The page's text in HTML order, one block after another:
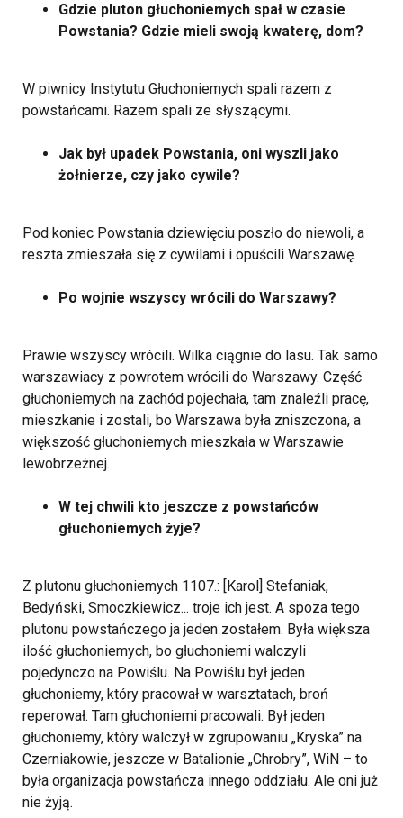
Gdzie pluton głuchoniemych spał w czasie
Powstania? Gdzie mieli swoją kwaterę, dom?
W piwnicy Instytutu Głuchoniemych spali razem z
powstańcami. Razem spali ze słyszącymi.
Jak był upadek Powstania, oni wyszli jako
żołnierze, czy jako cywile?
Pod koniec Powstania dziewięciu poszło do niewoli, a
reszta zmieszała się z cywilami i opuścili Warszawę.
Po wojnie wszyscy wrócili do Warszawy?
Prawie wszyscy wrócili. Wilka ciągnie do lasu. Tak samo
warszawiacy z powrotem wrócili do Warszawy. Część
głuchoniemych na zachód pojechała, tam znaleźli pracę,
mieszkanie i zostali, bo Warszawa była zniszczona, a
większość głuchoniemych mieszkała w Warszawie
lewobrzeżnej.
W tej chwili kto jeszcze z powstańców
głuchoniemych żyje?
Z plutonu głuchoniemych 1107.: [Karol] Stefaniak,
Bedyński, Smoczkiewicz... troje ich jest. A spoza tego
plutonu powstańczego ja jeden zostałem. Była większa
ilość głuchoniemych, bo głuchoniemi walczyli
pojedynczo na Powiślu. Na Powiślu był jeden
głuchoniemy, który pracował w warsztatach, broń
reperował. Tam głuchoniemi pracowali. Był jeden
głuchoniemy, który walczył w zgrupowaniu „Kryska” na
Czerniakowie, jeszcze w Batalionie „Chrobry”, WiN – to
była organizacja powstańcza innego oddziału. Ale oni już
nie żyją.